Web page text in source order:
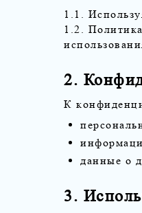
1.1.
1.2.
2.
К
данные о
3.